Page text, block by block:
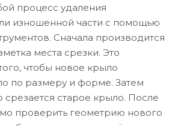
процесс удаления
изношенной части с помощью
Сначала производится
места срезки. Это
чтобы новое крыло
по размеру и форме. Затем
срезается старое крыло. После
проверить геометрию нового